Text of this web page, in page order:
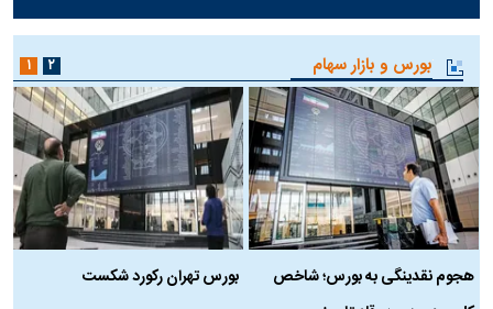
بورس و بازار سهام
هجوم نقدینگی به بورس؛ شاخص
بورس تهران رکورد شکست
۱ ۲